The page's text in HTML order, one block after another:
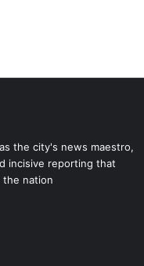
the city's news maestro,
incisive reporting that
nation